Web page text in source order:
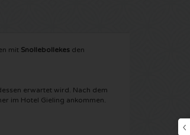
mit Snollebollekesden
erwartet wird. Nach dem
im Hotel Gieling ankommen.